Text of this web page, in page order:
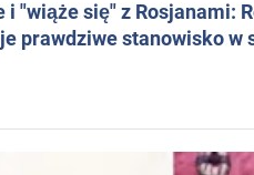
"wiąże się" z Rosjanami:
prawdziwe stanowisko w